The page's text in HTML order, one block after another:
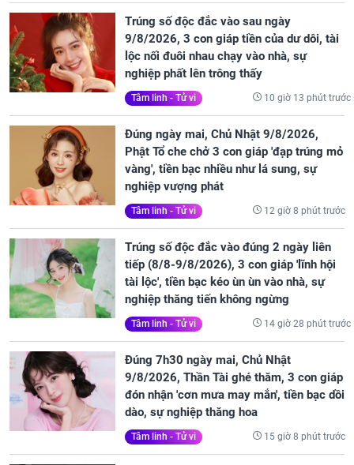
Trúng số độc đắc vào sau ngày
9/8/2026, 3 con giáp tiền của dư dôi, tài
lộc nối đuôi nhau chạy vào nhà, sự
nghiệp phất lên trông thấy
Tâm linh - Tử vi 10 giờ 13 phút trước
Đúng ngày mai, Chủ Nhật 9/8/2026,
Phật Tổ che chở 3 con giáp 'đạp trúng mỏ
vàng', tiền bạc nhiều như lá sung, sự
nghiệp vượng phát
Tâm linh - Tử vi 12 giờ 8 phút trước
Trúng số độc đắc vào đúng 2 ngày liên
tiếp (8/8-9/8/2026), 3 con giáp 'lĩnh hội
tài lộc', tiền bạc kéo ùn ùn vào nhà, sự
nghiệp thăng tiến không ngừng
Tâm linh - Tử vi 14 giờ 28 phút trước
Đúng 7h30 ngày mai, Chủ Nhật
9/8/2026, Thần Tài ghé thăm, 3 con giáp
đón nhận 'cơn mưa may mắn', tiền bạc dồi
dào, sự nghiệp thăng hoa
Tâm linh - Tử vi 15 giờ 8 phút trước